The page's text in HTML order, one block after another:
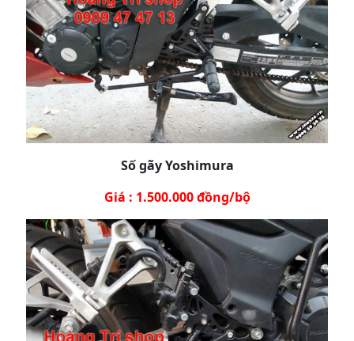
Số gãy Yoshimura
Giá : 1.500.000 đồng/bộ